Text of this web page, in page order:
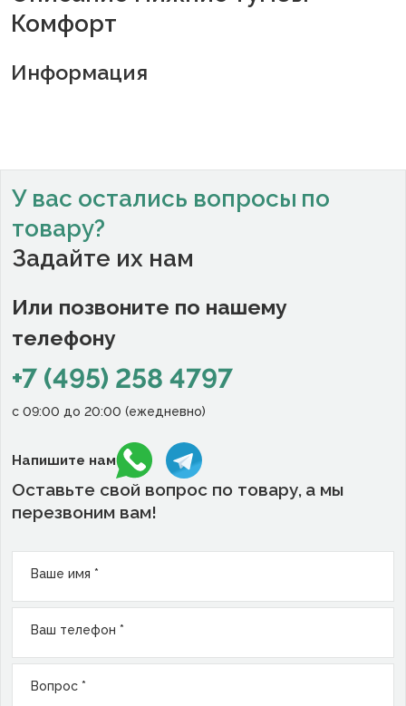
Комфорт
Информация
У вас остались вопросы по
товару?
Задайте их нам
Или позвоните по нашему
телефону
+7 (495) 258 4797
с 09:00 до 20:00 (ежедневно)
Напишите нам
Оставьте свой вопрос по товару, а мы
перезвоним вам!
Ваше имя *
Ваш телефон *
Вопрос *